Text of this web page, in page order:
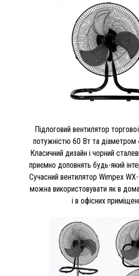
Підлоговий вентилятор
потужністю 60 Вт та діаметром
Класичний дизайн і чорний
приємно доповнять будь-який
Сучасний вентилятор Wimpex
можна використовувати як в
і в офісних